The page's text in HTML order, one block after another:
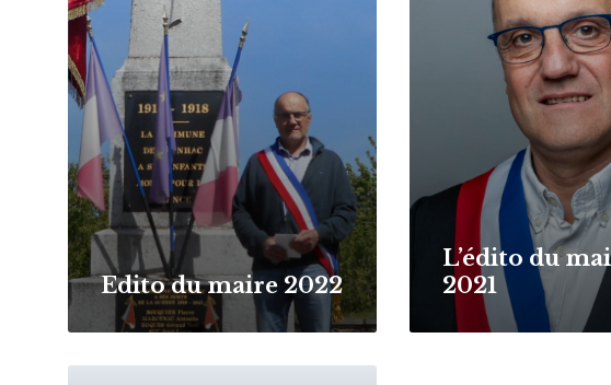
Edito du maire 2022
L’édito du
2021
Read